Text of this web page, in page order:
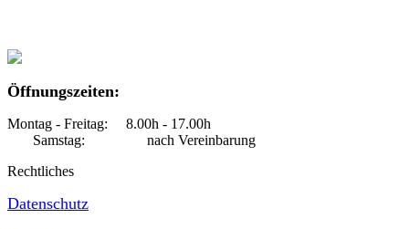
Öffnungszeiten:
Montag - Freitag: 8.00h - 17.00h
Samstag: nach Vereinbarung
Rechtliches
Datenschutz